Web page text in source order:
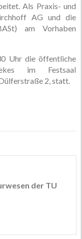
Als Praxis- und
AG und die
am Vorhaben
Uhr die öffentliche
im Festsaal
2, statt.
der TU